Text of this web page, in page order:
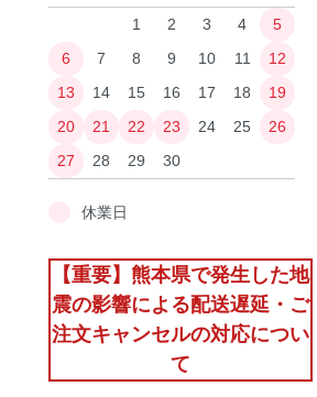
1
2 3 4
5
6
7 8 9 10 11
12
13
14 15 16 17 18
19
20
21 22 23 24 25
26
27
28 29 30
休業日
【重要】熊本県で発生した地
震の影響による配送遅延・ご
注文キャンセルの対応につい
て